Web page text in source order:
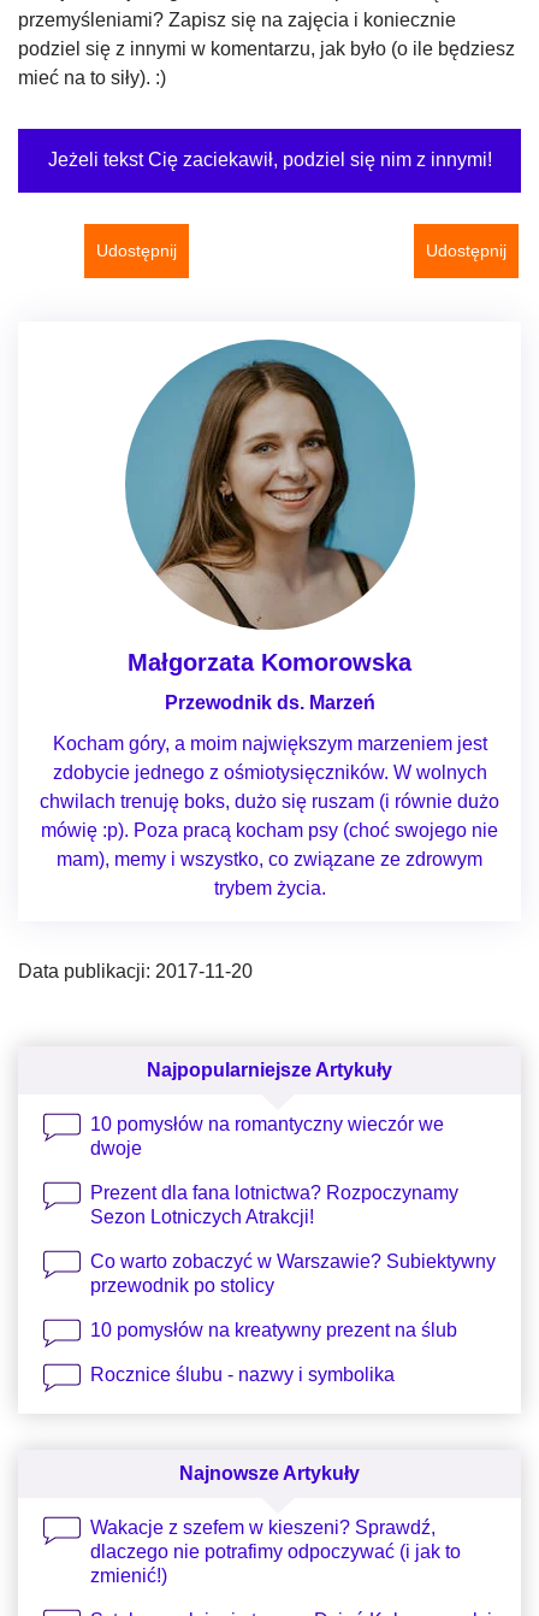
przemyśleniami? Zapisz się na zajęcia i koniecznie
podziel się z innymi w komentarzu, jak było (o ile będziesz
mieć na to siły). :)
Jeżeli tekst Cię zaciekawił, podziel się nim z innymi!
Udostępnij Udostępnij
Małgorzata Komorowska
Przewodnik ds. Marzeń
Kocham góry, a moim największym marzeniem jest
zdobycie jednego z ośmiotysięczników. W wolnych
chwilach trenuję boks, dużo się ruszam (i równie dużo
mówię :p). Poza pracą kocham psy (choć swojego nie
mam), memy i wszystko, co związane ze zdrowym
trybem życia.
Data publikacji: 2017-11-20
Najpopularniejsze Artykuły
10 pomysłów na romantyczny wieczór we
dwoje
Prezent dla fana lotnictwa? Rozpoczynamy
Sezon Lotniczych Atrakcji!
Co warto zobaczyć w Warszawie? Subiektywny
przewodnik po stolicy
10 pomysłów na kreatywny prezent na ślub
Rocznice ślubu - nazwy i symbolika
Najnowsze Artykuły
Wakacje z szefem w kieszeni? Sprawdź,
dlaczego nie potrafimy odpoczywać (i jak to
zmienić!)